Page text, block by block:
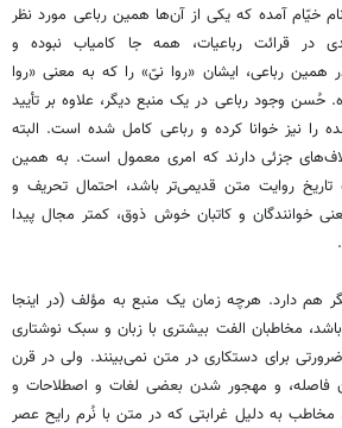
۴۶ رباعی به نام خیّام آمده که یکی از آن‌ها همین رباعی مورد نظر
در قرائت رباعیات، همه جا کامیاب نبوده و
همین رباعی، ایشان «روا نیّ» را که به معنی «روا
حُسن وجود رباعی در یک منبع دیگر، علاوه بر تأیید
را نیز خوانا کرده و رباعی کامل شده است. البته
جزئی دارند که امری معمول است. به همین
روایت متن قدیمی‌تر باشد، احتمال تحریف و
خوانندگان و کاتبان خوش ذوق، کمتر مجال پیدا
هم دارد. هرچه زمان یک منبع به مؤلف (در اینجا
مخاطبان الفت بیشتری با زبان و سبک نوشتاری
برای دستکاری در متن نمی‌بینند. ولی در قرن
فاصله، و مهجور شدن بعضی لغات و اصطلاحات و
به دلیل غرابتی که در متن با نُرم رایح عصر